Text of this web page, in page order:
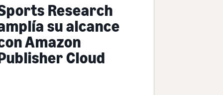
Research
su alcance
Amazon
Cloud